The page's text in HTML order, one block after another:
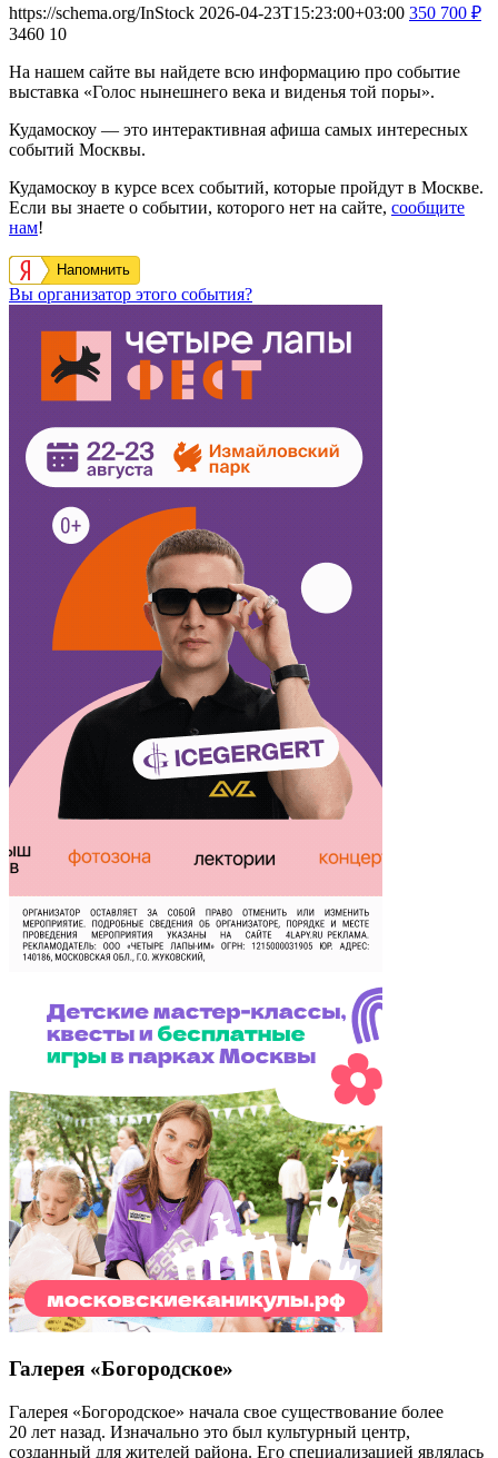
https://schema.org/InStock 2026-04-23T15:23:00+03:00 350 700 ₽
3460 10
На нашем сайте вы найдете всю информацию про событие
выставка «Голос нынешнего века и виденья той поры».
Кудамоскоу — это интерактивная афиша самых интересных
событий Москвы.
Кудамоскоу в курсе всех событий, которые пройдут в Москве.
Если вы знаете о событии, которого нет на сайте, сообщите
нам!
Напомнить
Вы организатор этого события?
Галерея «Богородское»
Галерея «Богородское» начала свое существование более
20 лет назад. Изначально это был культурный центр,
созданный для жителей района. Его специализацией являлась